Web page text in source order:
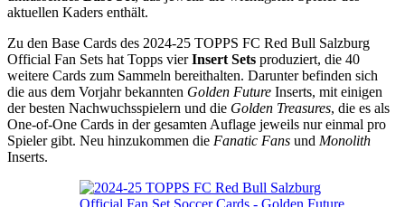
aktuellen Kaders enthält.
Zu den Base Cards des 2024-25 TOPPS FC Red Bull Salzburg
Official Fan Sets hat Topps vierInsert Sets produziert, die 40
weitere Cards zum Sammeln bereithalten. Darunter befinden sich
die aus dem Vorjahr bekannten Golden Future Inserts, mit einigen
der besten Nachwuchsspielern und die Golden Treasures, die es als
One-of-One Cards in der gesamten Auflage jeweils nur einmal pro
Spieler gibt. Neu hinzukommen die Fanatic Fans und Monolith
Inserts.